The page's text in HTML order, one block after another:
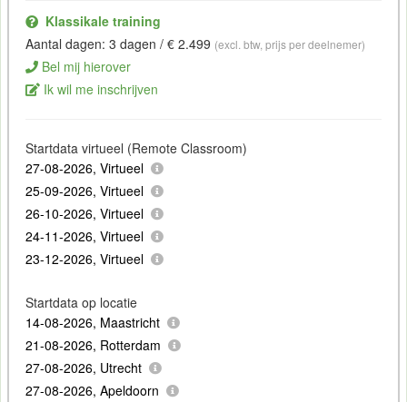
Klassikale training
Aantal dagen: 3 dagen / € 2.499 (excl. btw, prijs per deelnemer)
Bel mij hierover
Ik wil me inschrijven
Startdata virtueel (Remote Classroom)
27-08-2026, Virtueel
25-09-2026, Virtueel
26-10-2026, Virtueel
24-11-2026, Virtueel
23-12-2026, Virtueel
Startdata op locatie
14-08-2026, Maastricht
21-08-2026, Rotterdam
27-08-2026, Utrecht
27-08-2026, Apeldoorn